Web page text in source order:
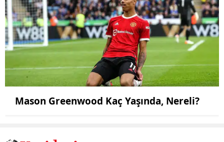
Mason Greenwood Kaç Yaşında, Nereli?